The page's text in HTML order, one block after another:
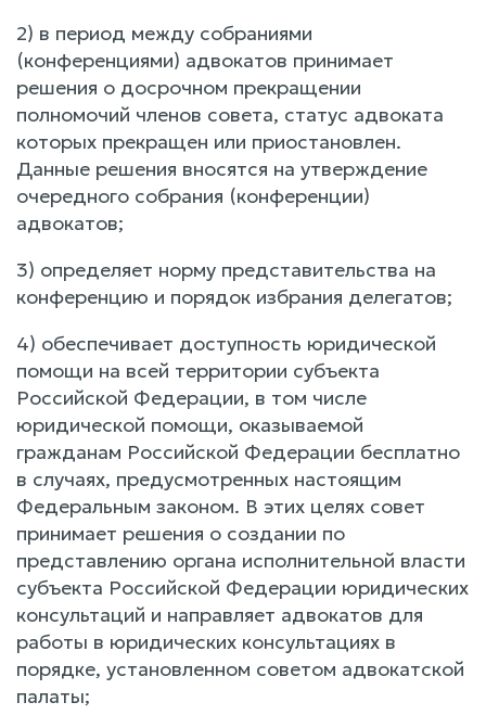
2) в период между собраниями
(конференциями) адвокатов принимает
решения о досрочном прекращении
полномочий членов совета, статус адвоката
которых прекращен или приостановлен.
Данные решения вносятся на утверждение
очередного собрания (конференции)
адвокатов;
3) определяет норму представительства на
конференцию и порядок избрания делегатов;
4) обеспечивает доступность юридической
помощи на всей территории субъекта
Российской Федерации, в том числе
юридической помощи, оказываемой
гражданам Российской Федерации бесплатно
в случаях, предусмотренных настоящим
Федеральным законом. В этих целях совет
принимает решения о создании по
представлению органа исполнительной власти
субъекта Российской Федерации юридических
консультаций и направляет адвокатов для
работы в юридических консультациях в
порядке, установленном советом адвокатской
палаты;